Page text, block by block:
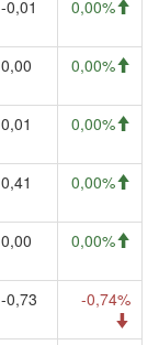
-0,01 0,00%
0,00 0,00%
0,01 0,00%
0,41 0,00%
0,00 0,00%
-0,73 -0,74%